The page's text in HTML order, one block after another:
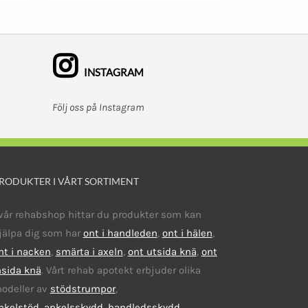
kr.
477 kr.
515 kr.
produkten
har
flera
De
alternativen
väljas
produktsidan
INSTAGRAM
Följ oss på Instagram
I VÅRT SORTIMENT
rehabshop hittar du produkter som kan
dig som haront i handleden, ont i hälen,
i nacken, smärta i axeln, ont utsida knä, ont
knä. Vårt rehab apotekt erbjuder olika
av stödstrumpor,